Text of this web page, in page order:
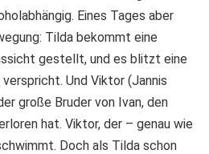
Eines Tages aber
Tilda bekommt eine
gestellt, und es blitzt eine
Und Viktor (Jannis
große Bruder von Ivan, den
hat. Viktor, der – genau wie
Doch als Tilda schon